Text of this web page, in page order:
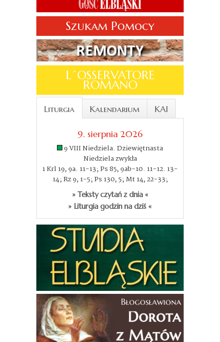
Szukam Pomocy
L´OSSERVATORE
ROMANO
Liturgia Kalendarium KAI
9. sierpnia 2026
9 VIII Niedziela. Dziewiętnasta
Niedziela zwykła
1 Krl 19, 9a. 11-13; Ps 85, 9ab-10. 11-12. 13-
14; Rz 9, 1-5; Ps 130, 5; Mt 14, 22-33;
» Teksty czytań z dnia «
» Liturgia godzin na dziś «